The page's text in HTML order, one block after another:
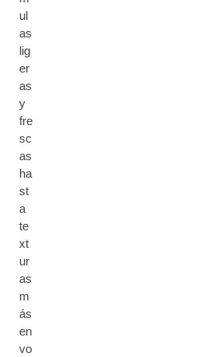
ul
as
lig
er
as
y
fre
sc
as
ha
st
a
te
xt
ur
as
m
ás
en
vo